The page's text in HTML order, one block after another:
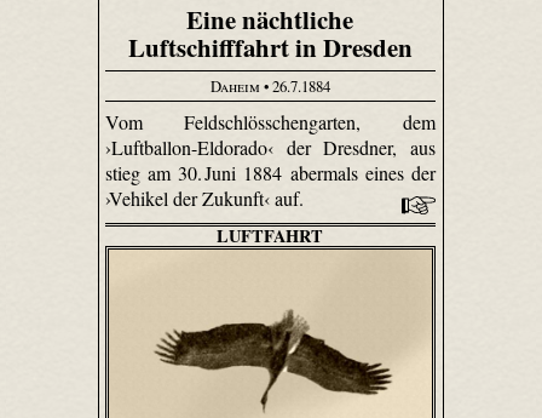
Eine nächtliche
Luftschifffahrt in Dresden
Daheim • 26.7.1884
Vom Feld­schlösschen­garten, dem
›Luftballon-Eldorado‹ der Dresdner, aus
stieg am 30. Juni 1884 abermals eines der
›Vehikel der Zukunft‹ auf.
LUFTFAHRT